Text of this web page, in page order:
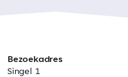
Bezoekadres
Singel 1